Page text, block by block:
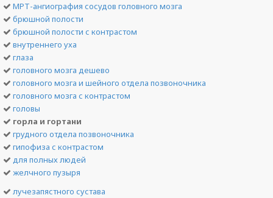
МРТ-ангиография сосудов головного мозга
брюшной полости
брюшной полости с контрастом
внутреннего уха
глаза
головного мозга дешево
головного мозга и шейного отдела позвоночника
головного мозга с контрастом
головы
горла и гортани
грудного отдела позвоночника
гипофиза с контрастом
для полных людей
желчного пузыря
лучезапястного сустава